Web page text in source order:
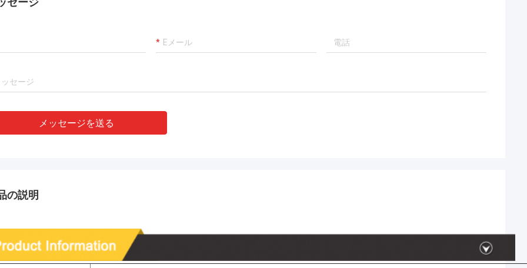
メッセージを送る
の説明